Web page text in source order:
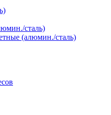
сталь)
(алюмин./сталь)